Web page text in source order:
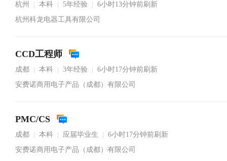
杭州 本科 5年经验
6小时13分钟前刷新
杭州科龙电器工具有限公司
CCD工程师
成都 本科 3年经验
6小时17分钟前刷新
安费诺商用电子产品（成都）有限公司
PMC/CS
成都 本科 应届毕业生
6小时17分钟前刷新
安费诺商用电子产品（成都）有限公司